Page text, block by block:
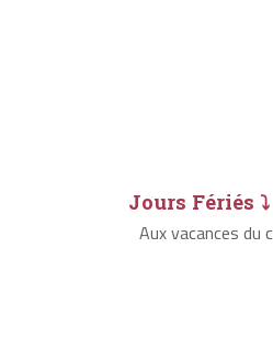
Jours Fériés ⤵
Aux vacances du